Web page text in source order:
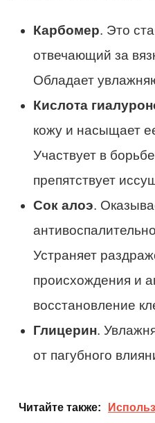
Карбомер. Это
отвечающий за
Обладает
Кислота
кожу и насыщает
Участвует в
препятствует
Сок алоэ.
Устраняет
происхождения и
восстановление
Глицерин.
от пагубного
Читайте также: